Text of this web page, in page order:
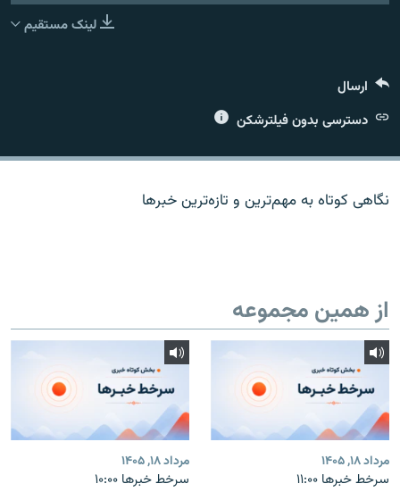
لینک مستقیم
ارسال
دسترسی بدون فیلترشکن
نگاهی کوتاه به مهم‌ترين و تازه‌ترين خبرها
از همین مجموعه
مرداد ۱۸, ۱۴۰۵
سرخط خبرها ۱۱:۰۰
مرداد ۱۸, ۱۴۰۵
سرخط خبرها ۱۰:۰۰